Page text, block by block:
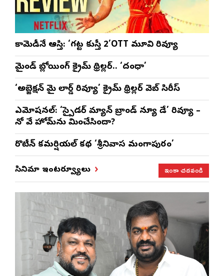
కామెడీనే ఆస్తి: ‘గట్ట కుస్తీ 2’OTT మూవి రివ్యూ
మైండ్ బ్లోయింగ్ క్రైమ్ థ్రిల్లర్.. ‘దంధా’
‘అబ్జెక్ష‌న్ మై లార్డ్ రివ్యూ’ క్రైమ్ థ్రిల్ల‌ర్ వెబ్ సిరీస్
ఎమోష‌న‌ల్‌: ‘స్పైడర్ మ్యాన్ బ్రాండ్ న్యూ డే’ రివ్యూ –
నో వే హోమ్‌ను మించేసిందా?
రొటీన్‌ కమర్షియల్‌ కథ ‘శ్రీనివాస మంగాపురం’
సినిమా ఇంటర్వ్యూలు ఇంకా చదవండి